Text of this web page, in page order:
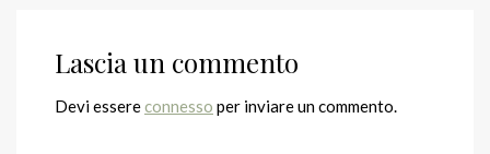
Lascia un commento
Devi essereconnesso per inviare un commento.